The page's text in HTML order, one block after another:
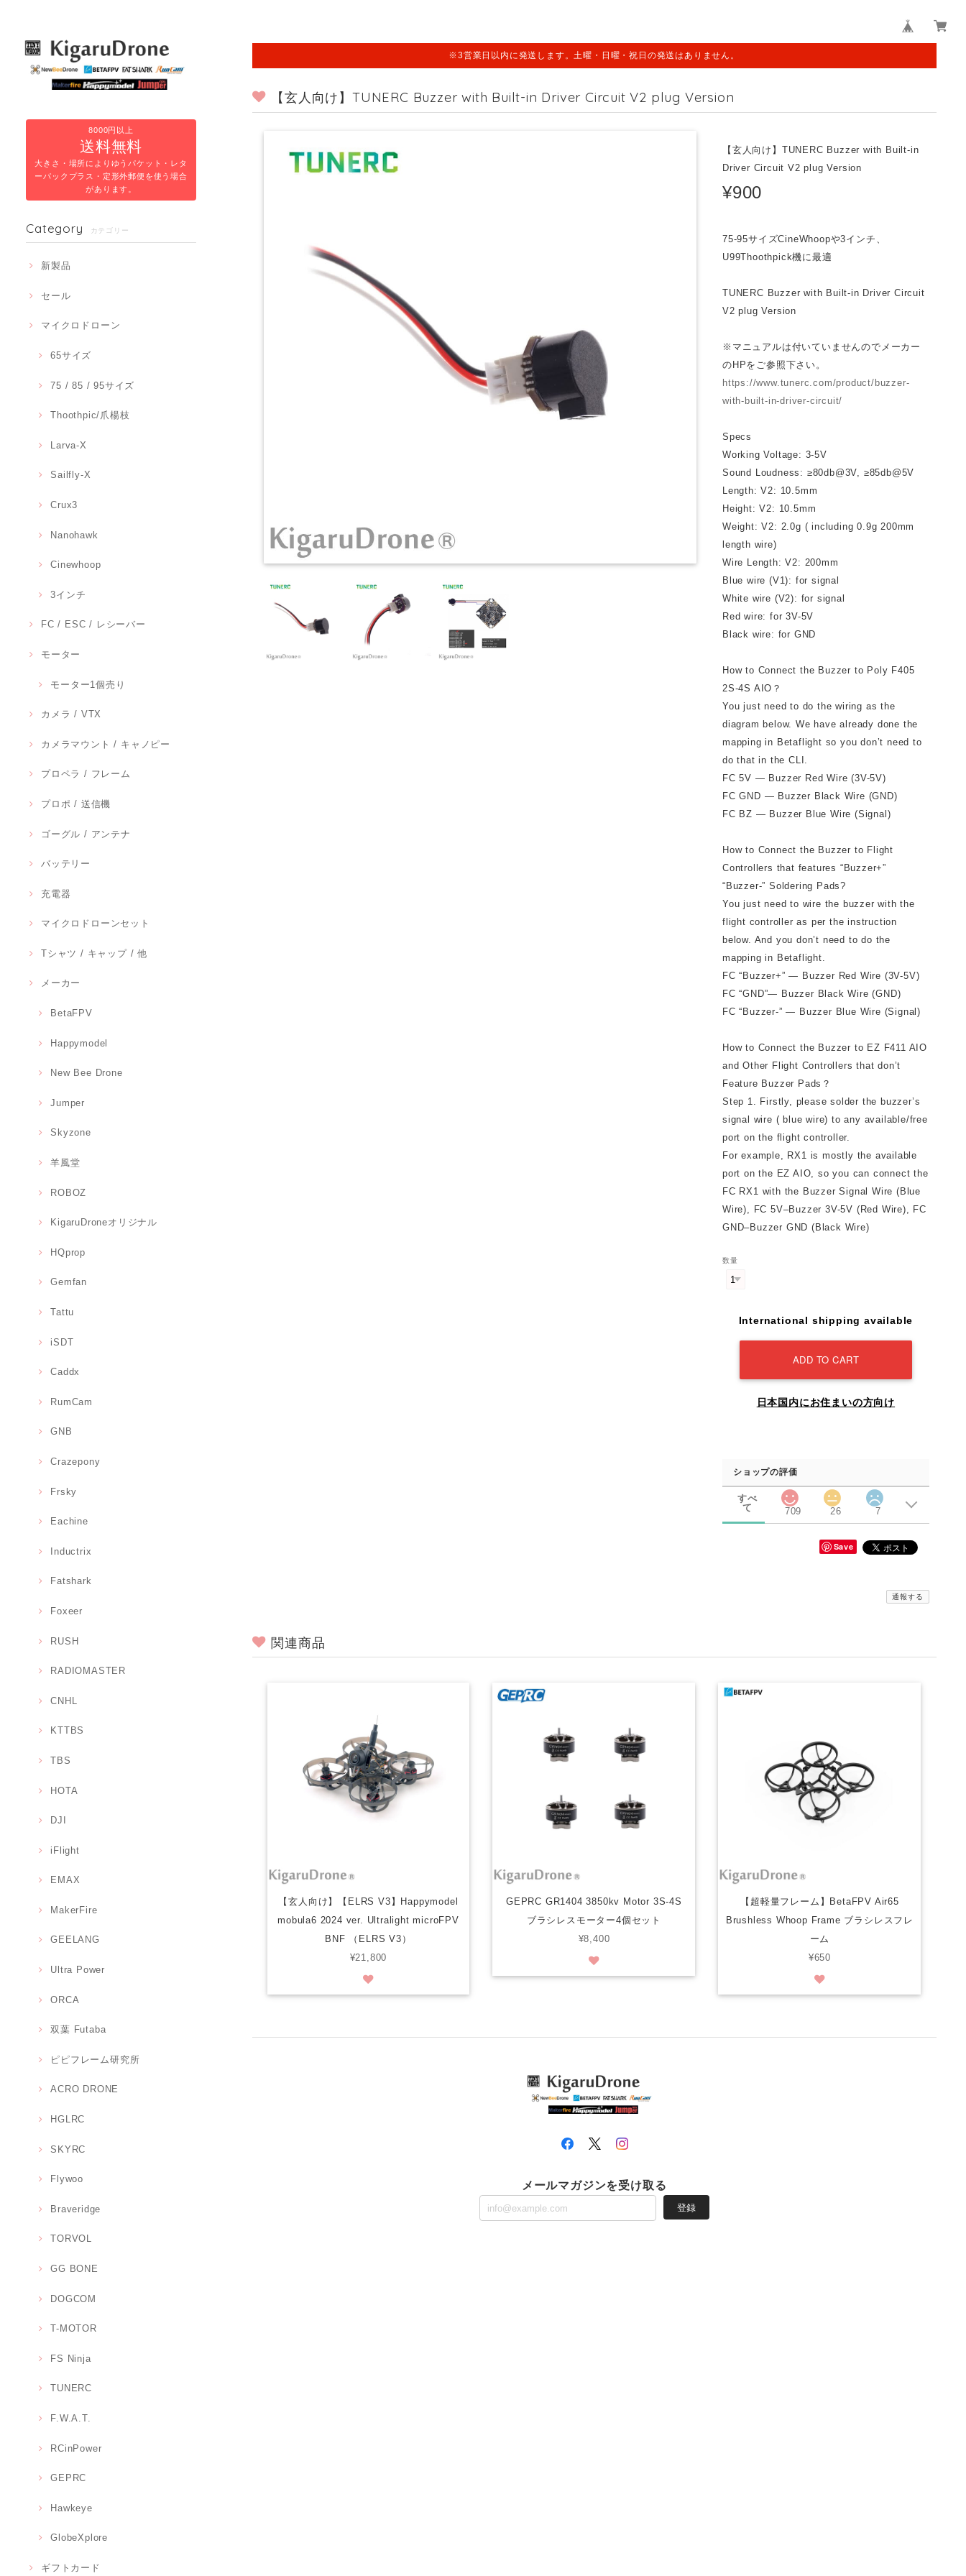
8000円以上
送料無料
大きさ・場所によりゆうパケット・レタ
ーパックプラス・定形外郵便を使う場合
があります。
Category カテゴリー
新製品
セール
マイクロドローン
65サイズ
75 / 85 / 95サイズ
Thoothpic/爪楊枝
Larva-X
Sailfly-X
Crux3
Nanohawk
Cinewhoop
3インチ
FC / ESC / レシーバー
モーター
モーター1個売り
カメラ / VTX
カメラマウント / キャノピー
プロペラ / フレーム
プロポ / 送信機
ゴーグル / アンテナ
バッテリー
充電器
マイクロドローンセット
Tシャツ / キャップ / 他
メーカー
BetaFPV
Happymodel
New Bee Drone
Jumper
Skyzone
羊風堂
ROBOZ
KigaruDroneオリジナル
HQprop
Gemfan
Tattu
iSDT
Caddx
RumCam
GNB
Crazepony
Frsky
Eachine
Inductrix
Fatshark
Foxeer
RUSH
RADIOMASTER
CNHL
KTTBS
TBS
HOTA
DJI
iFlight
EMAX
MakerFire
GEELANG
Ultra Power
ORCA
双葉 Futaba
ピピフレーム研究所
ACRO DRONE
HGLRC
SKYRC
Flywoo
Braveridge
TORVOL
GG BONE
DOGCOM
T-MOTOR
FS Ninja
TUNERC
F.W.A.T.
RCinPower
GEPRC
Hawkeye
GlobeXplore
ギフトカード
※3営業日以内に発送します。土曜・日曜・祝日の発送はありません。
【玄人向け】TUNERC Buzzer with Built-in Driver Circuit V2 plug Version
【玄人向け】TUNERC Buzzer with Built-in
Driver Circuit V2 plug Version
¥900
75-95サイズCineWhoopや3インチ、
U99Thoothpick機に最適
TUNERC Buzzer with Built-in Driver Circuit
V2 plug Version
※マニュアルは付いていませんのでメーカー
のHPをご参照下さい。
https://www.tunerc.com/product/buzzer-
with-built-in-driver-circuit/
Specs
Working Voltage: 3-5V
Sound Loudness: ≥80db@3V, ≥85db@5V
Length: V2: 10.5mm
Height: V2: 10.5mm
Weight: V2: 2.0g ( including 0.9g 200mm
length wire)
Wire Length: V2: 200mm
Blue wire (V1): for signal
White wire (V2): for signal
Red wire: for 3V-5V
Black wire: for GND
How to Connect the Buzzer to Poly F405
2S-4S AIO？
You just need to do the wiring as the
diagram below. We have already done the
mapping in Betaflight so you don’t need to
do that in the CLI.
FC 5V — Buzzer Red Wire (3V-5V)
FC GND — Buzzer Black Wire (GND)
FC BZ — Buzzer Blue Wire (Signal)
How to Connect the Buzzer to Flight
Controllers that features “Buzzer+”
“Buzzer-” Soldering Pads?
You just need to wire the buzzer with the
flight controller as per the instruction
below. And you don’t need to do the
mapping in Betaflight.
FC “Buzzer+” — Buzzer Red Wire (3V-5V)
FC “GND”— Buzzer Black Wire (GND)
FC “Buzzer-” — Buzzer Blue Wire (Signal)
How to Connect the Buzzer to EZ F411 AIO
and Other Flight Controllers that don’t
Feature Buzzer Pads？
Step 1. Firstly, please solder the buzzer’s
signal wire ( blue wire) to any available/free
port on the flight controller.
For example, RX1 is mostly the available
port on the EZ AIO, so you can connect the
FC RX1 with the Buzzer Signal Wire (Blue
Wire), FC 5V–Buzzer 3V-5V (Red Wire), FC
GND–Buzzer GND (Black Wire)
数量
International shipping available
ADD TO CART
日本国内にお住まいの方向け
ショップの評価
すべ
て
709 26 7
Save
通報する
関連商品
【玄人向け】【ELRS V3】Happymodel
mobula6 2024 ver. Ultralight microFPV
BNF （ELRS V3）
¥21,800
GEPRC GR1404 3850kv Motor 3S-4S
ブラシレスモーター4個セット
¥8,400
【超軽量フレーム】BetaFPV Air65
Brushless Whoop Frame ブラシレスフレ
ーム
¥650
メールマガジンを受け取る
登録